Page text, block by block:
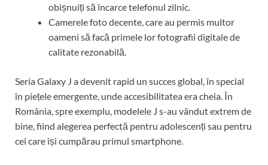
obișnuiți să încarce telefonul zilnic.
Camerele foto decente, care au permis multor
oameni să facă primele lor fotografii digitale de
calitate rezonabilă.
Seria Galaxy J a devenit rapid un succes global, în special
în piețele emergente, unde accesibilitatea era cheia. În
România, spre exemplu, modelele J s-au vândut extrem de
bine, fiind alegerea perfectă pentru adolescenți sau pentru
cei care își cumpărau primul smartphone.